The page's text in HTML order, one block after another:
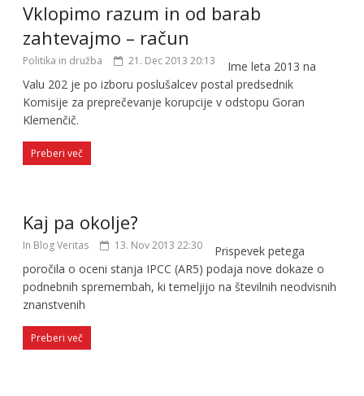
Vklopimo razum in od barab
zahtevajmo – račun
Politika in družba 21. Dec 2013 20:13
Ime leta 2013 na
Valu 202 je po izboru poslušalcev postal predsednik
Komisije za preprečevanje korupcije v odstopu Goran
Klemenčič.
Preberi več
Kaj pa okolje?
In Blog Veritas 13. Nov 2013 22:30
Prispevek petega
poročila o oceni stanja IPCC (AR5) podaja nove dokaze o
podnebnih spremembah, ki temeljijo na številnih neodvisnih
znanstvenih
Preberi več